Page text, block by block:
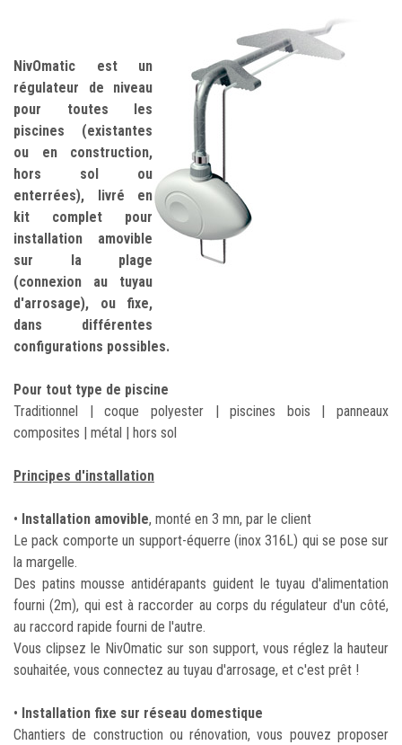
NivOmatic est un
régulateur de niveau
pour toutes les
piscines (existantes
ou en construction,
hors sol ou
enterrées), livré en
kit complet pour
installation amovible
sur la plage
(connexion au tuyau
d'arrosage), ou fixe,
dans différentes
configurations possibles.
Pour tout type de piscine
Traditionnel | coque polyester | piscines bois | panneaux
composites | métal | hors sol
Principes d'installation
• Installation amovible, monté en 3 mn, par le client
Le pack comporte un support-équerre (inox 316L) qui se pose sur
la margelle.
Des patins mousse antidérapants guident le tuyau d'alimentation
fourni (2m), qui est à raccorder au corps du régulateur d'un côté,
au raccord rapide fourni de l'autre.
Vous clipsez le NivOmatic sur son support, vous réglez la hauteur
souhaitée, vous connectez au tuyau d'arrosage, et c'est prêt !
• Installation fixe sur réseau domestique
Chantiers de construction ou rénovation, vous pouvez proposer